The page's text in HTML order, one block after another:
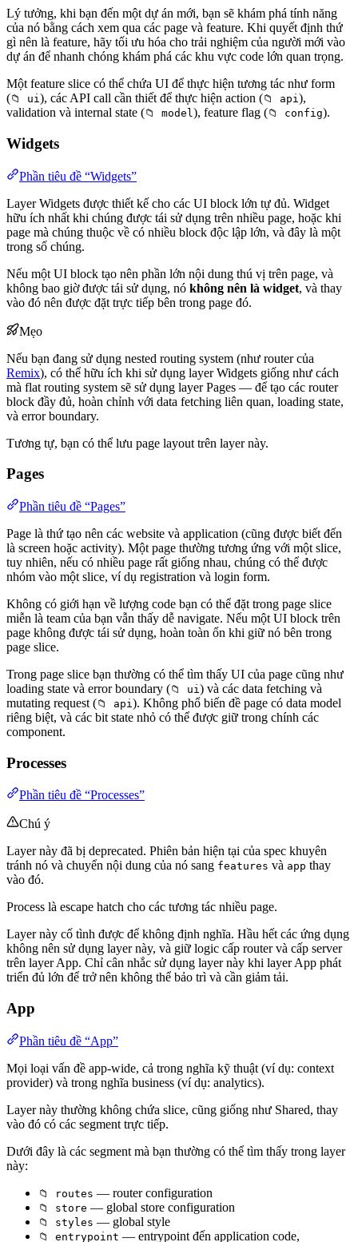
Lý tưởng, khi bạn đến một dự án mới, bạn sẽ khám phá tính năng
của nó bằng cách xem qua các page và feature. Khi quyết định thứ
gì nên là feature, hãy tối ưu hóa cho trải nghiệm của người mới vào
dự án để nhanh chóng khám phá các khu vực code lớn quan trọng.
Một feature slice có thể chứa UI để thực hiện tương tác như form
(📁 ui), các API call cần thiết để thực hiện action (📁 api),
validation và internal state (📁 model), feature flag (📁 config).
Widgets
Phần tiêu đề “Widgets”
Layer Widgets được thiết kế cho các UI block lớn tự đủ. Widget
hữu ích nhất khi chúng được tái sử dụng trên nhiều page, hoặc khi
page mà chúng thuộc về có nhiều block độc lập lớn, và đây là một
trong số chúng.
Nếu một UI block tạo nên phần lớn nội dung thú vị trên page, và
không bao giờ được tái sử dụng, nó không nên là widget, và thay
vào đó nên được đặt trực tiếp bên trong page đó.
Mẹo
Nếu bạn đang sử dụng nested routing system (như router của
Remix), có thể hữu ích khi sử dụng layer Widgets giống như cách
mà flat routing system sẽ sử dụng layer Pages — để tạo các router
block đầy đủ, hoàn chỉnh với data fetching liên quan, loading state,
và error boundary.
Tương tự, bạn có thể lưu page layout trên layer này.
Pages
Phần tiêu đề “Pages”
Page là thứ tạo nên các website và application (cũng được biết đến
là screen hoặc activity). Một page thường tương ứng với một slice,
tuy nhiên, nếu có nhiều page rất giống nhau, chúng có thể được
nhóm vào một slice, ví dụ registration và login form.
Không có giới hạn về lượng code bạn có thể đặt trong page slice
miễn là team của bạn vẫn thấy dễ navigate. Nếu một UI block trên
page không được tái sử dụng, hoàn toàn ổn khi giữ nó bên trong
page slice.
Trong page slice bạn thường có thể tìm thấy UI của page cũng như
loading state và error boundary (📁 ui) và các data fetching và
mutating request (📁 api). Không phổ biến đề page có data model
riêng biệt, và các bit state nhỏ có thể được giữ trong chính các
component.
Processes
Phần tiêu đề “Processes”
Chú ý
Layer này đã bị deprecated. Phiên bản hiện tại của spec khuyên
tránh nó và chuyển nội dung của nó sang features và app thay
vào đó.
Process là escape hatch cho các tương tác nhiều page.
Layer này cố tình được để không định nghĩa. Hầu hết các ứng dụng
không nên sử dụng layer này, và giữ logic cấp router và cấp server
trên layer App. Chỉ cân nhắc sử dụng layer này khi layer App phát
triển đủ lớn để trở nên không thể bảo trì và cần giảm tải.
App
Phần tiêu đề “App”
Mọi loại vấn đề app-wide, cả trong nghĩa kỹ thuật (ví dụ: context
provider) và trong nghĩa business (ví dụ: analytics).
Layer này thường không chứa slice, cũng giống như Shared, thay
vào đó có các segment trực tiếp.
Dưới đây là các segment mà bạn thường có thể tìm thấy trong layer
này:
📁 routes — router configuration
📁 store — global store configuration
📁 styles — global style
📁 entrypoint — entrypoint đến application code,